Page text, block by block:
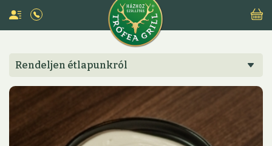
Rendeljen étlapunkról